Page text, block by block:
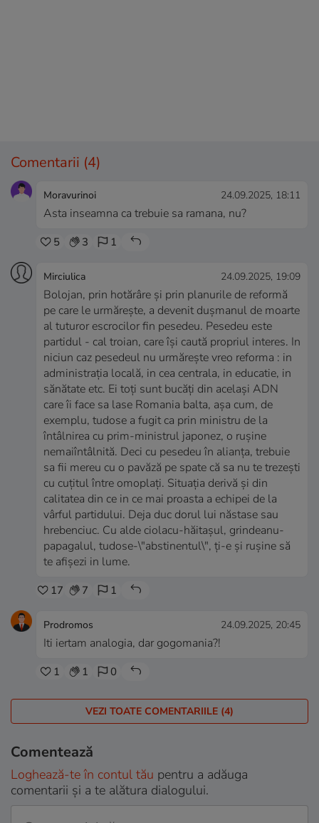
Comentarii (4)
Moravurinoi 24.09.2025, 18:11
Asta inseamna ca trebuie sa ramana, nu?
5 3 1
Mirciulica 24.09.2025, 19:09
Bolojan, prin hotărâre și prin planurile de reformă
pe care le urmărește, a devenit dușmanul de moarte
al tuturor escrocilor fin pesedeu. Pesedeu este
partidul - cal troian, care își caută propriul interes. In
niciun caz pesedeul nu urmărește vreo reforma : in
administrația locală, in cea centrala, in educatie, in
sănătate etc. Ei toți sunt bucăți din același ADN
care îi face sa lase Romania balta, așa cum, de
exemplu, tudose a fugit ca prin ministru de la
întâlnirea cu prim-ministrul japonez, o rușine
nemaiîntâlnită. Deci cu pesedeu în alianța, trebuie
sa fii mereu cu o pavăză pe spate că sa nu te trezești
cu cuțitul între omoplați. Situația derivă și din
calitatea din ce in ce mai proasta a echipei de la
vârful partidului. Deja duc dorul lui năstase sau
hrebenciuc. Cu alde ciolacu-hăitașul, grindeanu-
papagalul, tudose-\"abstinentul\", ți-e și rușine să
te afișezi in lume.
17 7 1
Prodromos 24.09.2025, 20:45
Iti iertam analogia, dar gogomania?!
1 1 0
VEZI TOATE COMENTARIILE (4)
Comentează
Loghează-te în contul tău pentru a adăuga
comentarii și a te alătura dialogului.